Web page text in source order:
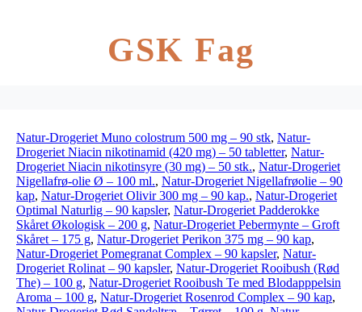
GSK Fag
Natur-Drogeriet Muno colostrum 500 mg – 90 stk, Natur-
Drogeriet Niacin nikotinamid (420 mg) – 50 tabletter, Natur-
Drogeriet Niacin nikotinsyre (30 mg) – 50 stk., Natur-Drogeriet
Nigellafrø-olie Ø – 100 ml., Natur-Drogeriet Nigellafrøolie – 90
kap, Natur-Drogeriet Olivir 300 mg – 90 kap., Natur-Drogeriet
Optimal Naturlig – 90 kapsler, Natur-Drogeriet Padderokke
Skåret Økologisk – 200 g, Natur-Drogeriet Pebermynte – Groft
Skåret – 175 g, Natur-Drogeriet Perikon 375 mg – 90 kap,
Natur-Drogeriet Pomegranat Complex – 90 kapsler, Natur-
Drogeriet Rolinat – 90 kapsler, Natur-Drogeriet Rooibush (Rød
The) – 100 g, Natur-Drogeriet Rooibush Te med Blodapppelsin
Aroma – 100 g, Natur-Drogeriet Rosenrod Complex – 90 kap,